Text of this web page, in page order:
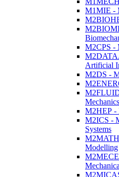
M1MIE -
M2CPS -
Artificial
M2DS -
Mechanics
M2HEP -
M2ICS -
Systems
Modelling